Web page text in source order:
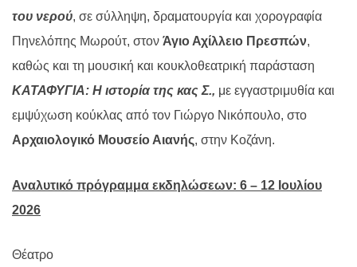
του νερού, σε σύλληψη, δραματουργία και χορογραφία
Πηνελόπης Μωρούτ, στον Άγιο Αχίλλειο Πρεσπών,
καθώς και τη μουσική και κουκλοθεατρική παράσταση
ΚΑΤΑΦΥΓΙΑ: Η ιστορία της κας Σ., με εγγαστριμυθία και
εμψύχωση κούκλας από τον Γιώργο Νικόπουλο, στο
Αρχαιολογικό Μουσείο Αιανής, στην Κοζάνη.
Αναλυτικό πρόγραμμα εκδηλώσεων: 6 – 12 Ιουλίου
2026
Θέατρο